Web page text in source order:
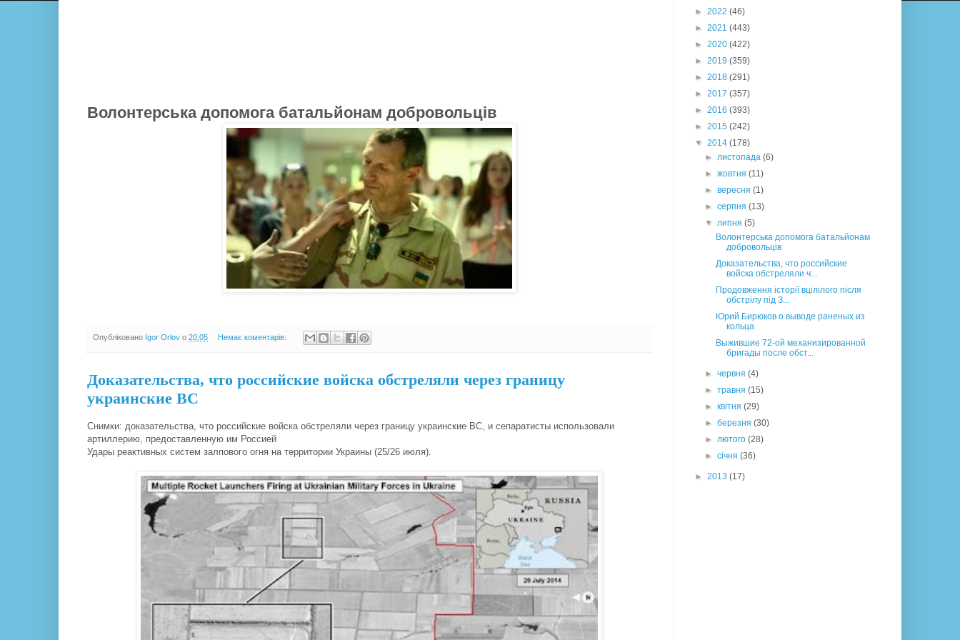
Волонтерська допомога батальйонам добровольців
Опубліковано Igor Orlov о 20:05 Немає коментарів:
Доказательства, что российские войска обстреляли через границу
украинские ВС
Снимки: доказательства, что российские войска обстреляли через границу украинские ВС, и сепаратисты использовали
артиллерию, предоставленную им Россией
Удары реактивных систем залпового огня на территории Украины (25/26 июля).
► 2022 (46)
► 2021 (443)
► 2020 (422)
► 2019 (359)
► 2018 (291)
► 2017 (357)
► 2016 (393)
► 2015 (242)
▼ 2014 (178)
►листопада(6)
►жовтня(11)
►вересня(1)
►серпня(13)
▼липня(5)
Волонтерська допомога батальйонам
добровольців
Доказательства, что российские
войска обстреляли ч...
Продовження історії вцілілого після
обстрілу під З...
Юрий Бирюков о выводе раненых из
кольца
Выжившие 72-ой механизированной
бригады после обст...
►червня(4)
►травня(15)
►квітня(29)
►березня(30)
►лютого(28)
►січня(36)
► 2013 (17)